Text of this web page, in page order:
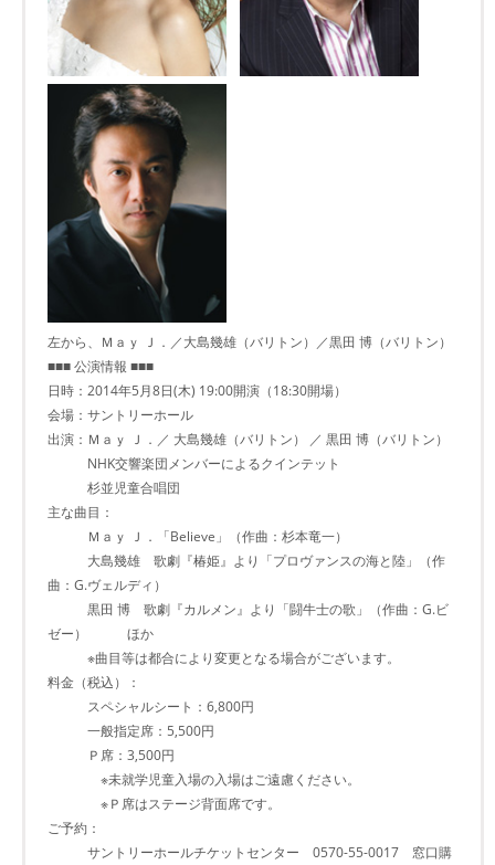
左から、Ｍａｙ Ｊ．／大島幾雄（バリトン）／黒田 博（バリトン）
■■■ 公演情報 ■■■
日時：2014年5月8日(木) 19:00開演（18:30開場）
会場：サントリーホール
出演：Ｍａｙ Ｊ．／ 大島幾雄（バリトン） ／ 黒田 博（バリトン）
NHK交響楽団メンバーによるクインテット
杉並児童合唱団
主な曲目：
Ｍａｙ Ｊ．「Believe」（作曲：杉本竜一）
大島幾雄 歌劇『椿姫』より「プロヴァンスの海と陸」（作
曲：G.ヴェルディ）
黒田 博 歌劇『カルメン』より「闘牛士の歌」（作曲：G.ビ
ゼー） ほか
※曲目等は都合により変更となる場合がございます。
料金（税込）：
スペシャルシート：6,800円
一般指定席：5,500円
Ｐ席：3,500円
※未就学児童入場の入場はご遠慮ください。
※Ｐ席はステージ背面席です。
ご予約：
サントリーホールチケットセンター 0570-55-0017 窓口購